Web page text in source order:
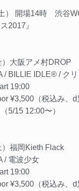
） 開場14時 渋谷
2017』
大阪アメ村DROP
/ BILLIE IDLE® / ク
19:00
¥3,500（税込み、d
5/15 12:00〜）
福岡Kieth Flack
/ 電波少女
19:00
¥3,500（税込み、d